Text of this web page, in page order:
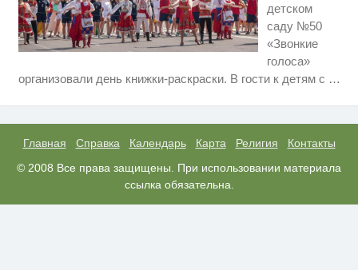
детском
саду №50
«Звонкие
голоса»
организовали день книжки-раскраски. В гости к детям с …
Главная Справка Календарь Карта Религия
Контакты
© 2008 Все права защищены. При использовании материала
ссылка обязательна.
пересмотришь не раз
i
Ролик длится пару секунд, но
вы будете в шоке от увиденного